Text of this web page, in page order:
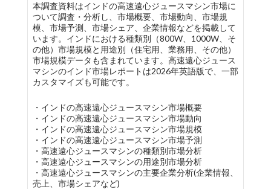
本調査資料はインドの高速遠心ジュースマシン市場に
ついて調査・分析し、市場概要、市場動向、市場規
模、市場予測、市場シェア、企業情報などを掲載して
います。インドにおける種類別（800W、1000W、そ
の他）市場規模と用途別（住宅用、業務用、その他）
市場規模データも含まれています。高速遠心ジュース
マシンのインド市場レポートは2026年英語版で、一部
カスタマイズも可能です。
・インドの高速遠心ジュースマシン市場概要
・インドの高速遠心ジュースマシン市場動向
・インドの高速遠心ジュースマシン市場規模
・インドの高速遠心ジュースマシン市場予測
・高速遠心ジュースマシンの種類別市場分析
・高速遠心ジュースマシンの用途別市場分析
・高速遠心ジュースマシンの主要企業分析(企業情報、
売上、市場シェアなど)